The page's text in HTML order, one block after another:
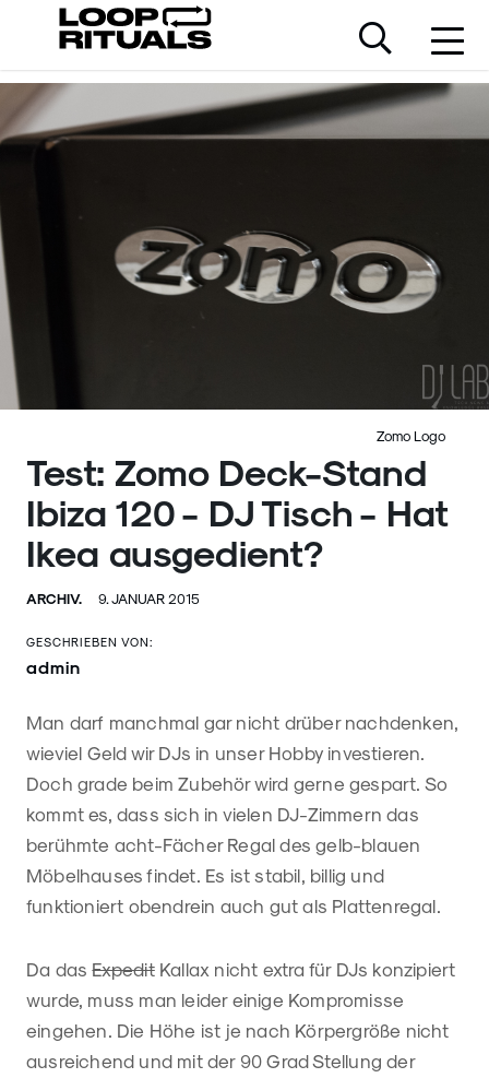
Zomo Logo
Test: Zomo Deck-Stand
Ibiza 120 - DJ Tisch - Hat
Ikea ausgedient?
ARCHIV. 9. JANUAR 2015
GESCHRIEBEN VON:
admin
Man darf manchmal gar nicht drüber nachdenken,
wieviel Geld wir DJs in unser Hobby investieren.
Doch grade beim Zubehör wird gerne gespart. So
kommt es, dass sich in vielen DJ-Zimmern das
berühmte acht-Fächer Regal des gelb-blauen
Möbelhauses findet. Es ist stabil, billig und
funktioniert obendrein auch gut als Plattenregal.
Da dasExpeditKallax nicht extra für DJs konzipiert
wurde, muss man leider einige Kompromisse
eingehen. Die Höhe ist je nach Körpergröße nicht
ausreichend und mit der 90 Grad Stellung der